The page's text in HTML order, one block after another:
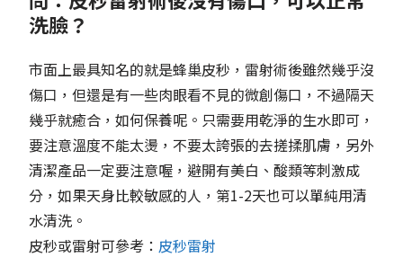
洗臉？
市面上最具知名的就是蜂巢皮秒，雷射術後雖然幾乎沒
傷口，但還是有一些肉眼看不見的微創傷口，不過隔天
幾乎就癒合，如何保養呢。只需要用乾淨的生水即可，
要注意溫度不能太燙，不要太誇張的去搓揉肌膚，另外
清潔產品一定要注意喔，避開有美白、酸類等刺激成
分，如果天身比較敏感的人，第1-2天也可以單純用清
水清洗。
皮秒或雷射可參考： 皮秒雷射